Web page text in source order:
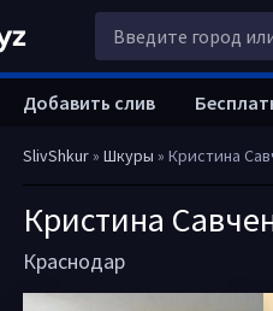
SlivShkur» Шкуры » Кристина
Кристина
Краснодар
Добавить слив